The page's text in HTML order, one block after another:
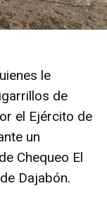
le
de
el Ejército de
un
Chequeo El
Dajabón.